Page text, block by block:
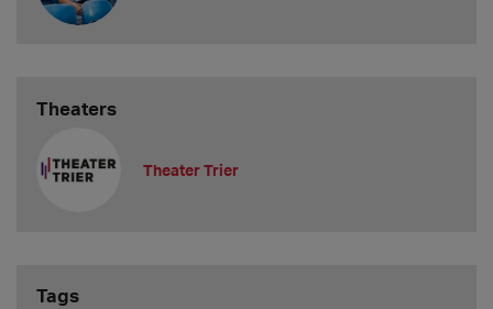
Theaters
Theater Trier
Tags